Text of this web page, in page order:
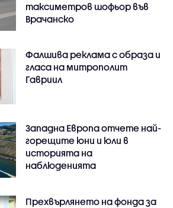
таксиметров шофьор във
Врачанско
Фалшива реклама с образа и
гласа на митрополит
Гавриил
Западна Европа отчете най-
горещите юни и юли в
историята на
наблюденията
Прехвърлянето на фонда за